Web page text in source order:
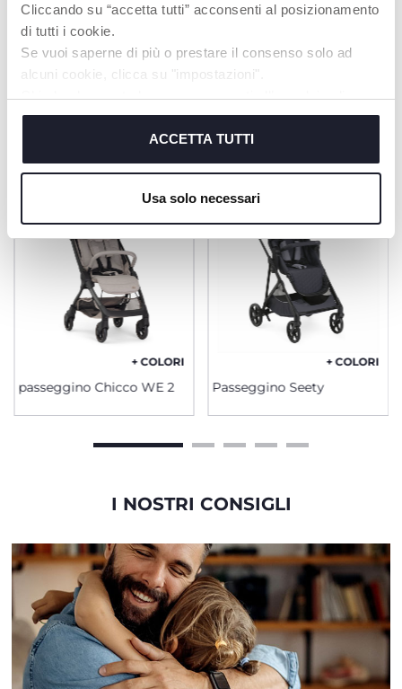
Cliccando su “accetta tutti” acconsenti al posizionamento
di tutti i cookie.
Se vuoi saperne di più o prestare il consenso solo ad
alcuni cookie, clicca su "impostazioni".
Chiudendo questo banner acconsenti all’uso dei soli
cookie tecnici, indispensabili per fruire del servizio
ACCETTA TUTTI
Usa solo necessari
SCOPRI DI PIÙ
PRODOTTI CHE POTREBBERO
INTERESSARTI
+ COLORI
passeggino Chicco WE 2
+ COLORI
Passeggino Seety
I NOSTRI CONSIGLI